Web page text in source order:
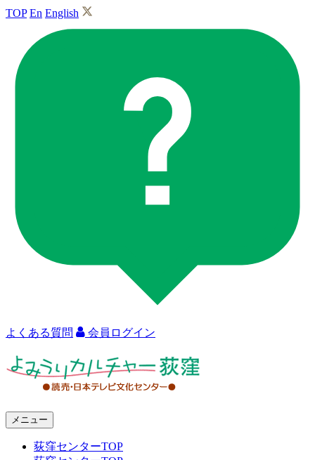
TOP En English
よくある質問 会員ログイン
メニュー
荻窪センターTOP